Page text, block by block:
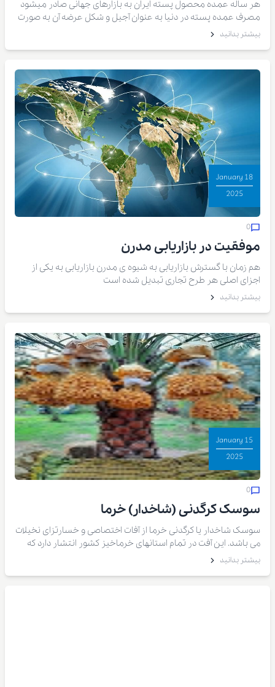
هر ساله عمده محصول پسته ایران به بازارهای جهانی صادر میشود
مصرف عمده پسته در دنیا به عنوان آجیل و شکل عرضه آن به صورت
خام فله خشک در پوست است.
بیشتر بدانید
18 January
2025
0
موفقیت در بازاریابی مدرن
هم زمان با گسترش بازاریابی به شیوه ی مدرن بازاریابی به یکی از
اجزای اصلی هر طرح تجاری تبدیل شده است
بیشتر بدانید
15 January
2025
0
سوسک کرگدنی (شاخدار) خرما
سوسک شاخدار یا کرگدنی خرما از آفات اختصاصی و خسارتزای نخیلات
می باشد. این آفت در تمام استانهای خرماخیز کشور انتشار دارد که
متاسفانه طی سالیان اخیر جمعیت آفت به دلیل کاهش نزولات
بیشتر بدانید